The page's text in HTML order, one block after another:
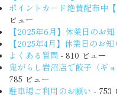
ポイントカード絶賛配布中
ビュー
【2025年6月】休業日のお知
【2025年4月】休業日のお知
よくある質問 - 810 ビュー
鬼がらし岩沼店で餃子（ギ
785 ビュー
駐車場ご利用のお願い - 753